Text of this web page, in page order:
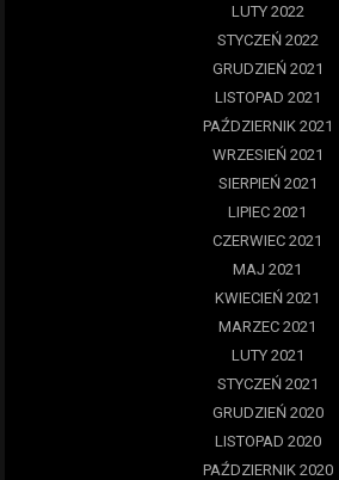
LUTY 2022
STYCZEŃ 2022
GRUDZIEŃ 2021
LISTOPAD 2021
PAŹDZIERNIK 2021
WRZESIEŃ 2021
SIERPIEŃ 2021
LIPIEC 2021
CZERWIEC 2021
MAJ 2021
KWIECIEŃ 2021
MARZEC 2021
LUTY 2021
STYCZEŃ 2021
GRUDZIEŃ 2020
LISTOPAD 2020
PAŹDZIERNIK 2020